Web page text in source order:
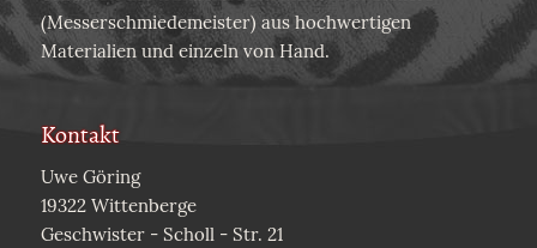
(Messerschmiedemeister) aus hochwertigen
Materialien und einzeln von Hand.
Kontakt
Uwe Göring
19322 Wittenberge
Geschwister - Scholl - Str. 21